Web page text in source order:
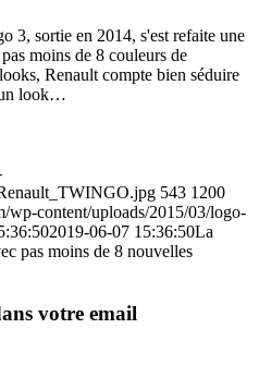
3, sortie en 2014, s'est refaite une
moins de 8 couleurs de
Renault compte bien séduire
look…
543 1200
wp-content/uploads/2015/03/logo-
2019-06-07 15:36:50La
pas moins de 8 nouvelles
votre email